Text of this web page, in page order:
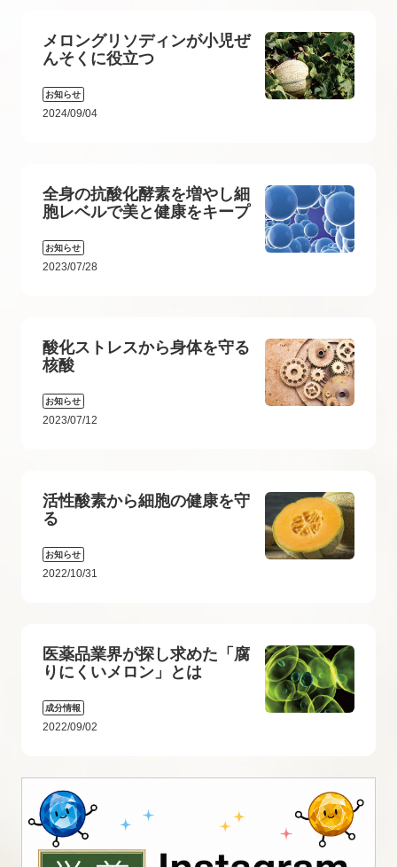
メロングリソディンが小児ぜ
んそくに役立つ
お知らせ
2024/09/04
全身の抗酸化酵素を増やし細
胞レベルで美と健康をキープ
お知らせ
2023/07/28
酸化ストレスから身体を守る
核酸
お知らせ
2023/07/12
活性酸素から細胞の健康を守
る
お知らせ
2022/10/31
医薬品業界が探し求めた「腐
りにくいメロン」とは
成分情報
2022/09/02